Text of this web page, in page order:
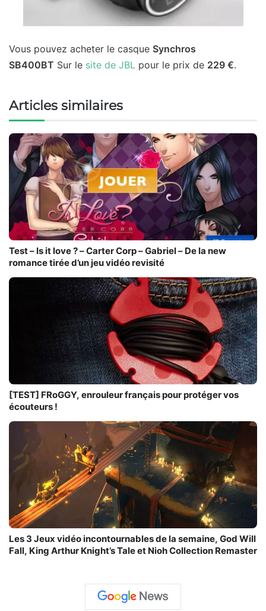
Vous pouvez acheter le casque Synchros
SB400BT Sur le site de JBL pour le prix de 229 €.
Articles similaires
Test – Is it love ? – Carter Corp – Gabriel – De la new
romance tirée d’un jeu vidéo revisité
[TEST] FRoGGY, enrouleur français pour protéger vos
écouteurs !
Les 3 Jeux vidéo incontournables de la semaine, God Will
Fall, King Arthur Knight’s Tale et Nioh Collection Remaster